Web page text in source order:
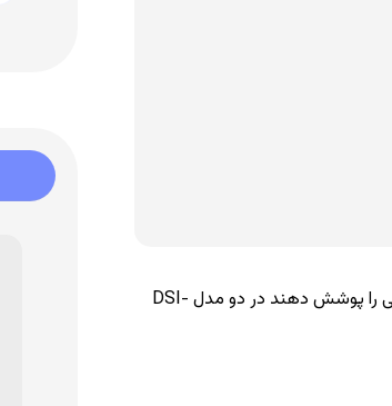
اینورتر pentax یا همان درایو کنترل دور پنتاکس برای آنکه بتوانند تمامی کاربری های صنعتی و خانگی را پوشش دهند در دو مدل DSI-